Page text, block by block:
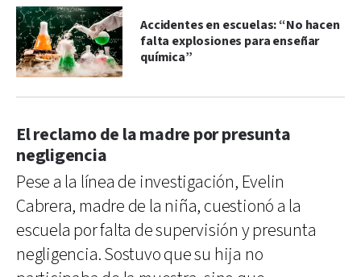
Accidentes en escuelas: “No hacen
falta explosiones para enseñar
química”
El reclamo de la madre por presunta
negligencia
Pese a la línea de investigación, Evelin
Cabrera, madre de la niña, cuestionó a la
escuela por falta de supervisión y presunta
negligencia. Sostuvo que su hija no